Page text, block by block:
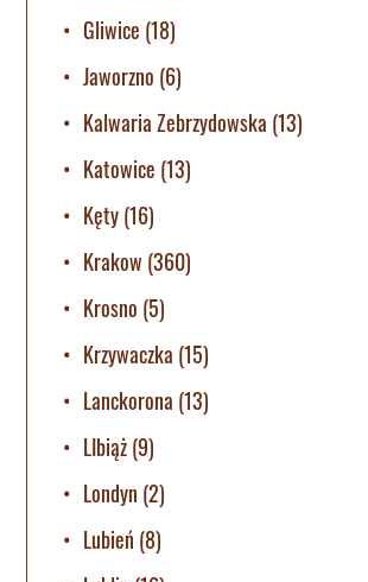
Gliwice (18)
Jaworzno (6)
Kalwaria Zebrzydowska (13)
Katowice (13)
Kęty(16)
Krakow (360)
Krosno (5)
Krzywaczka (15)
Lanckorona (13)
LIbiąż(9)
Londyn (2)
Lubień (8)